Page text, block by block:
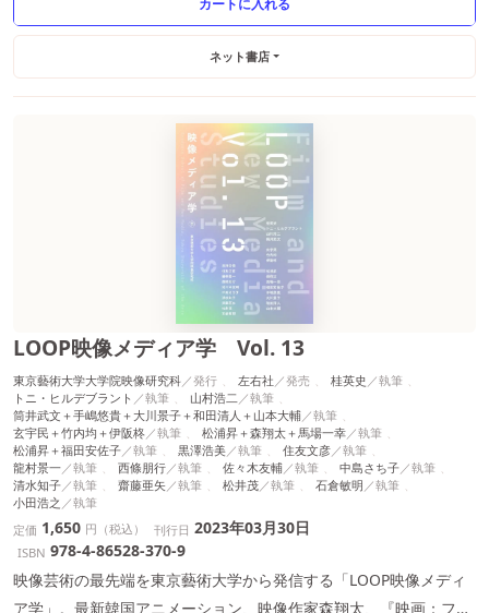
ネット書店
LOOP映像メディア学 Vol. 13
東京藝術大学大学院映像研究科 左右社
桂英史
トニ・ヒルデブラント
山村浩二
筒井武文＋手嶋悠貴＋大川景子＋和田清人＋山本大輔
玄宇民＋竹内均＋伊阪柊
松浦昇＋森翔太＋馬場一幸
松浦昇＋福田安佐子
黒澤浩美
住友文彦
龍村景一
西條朋行 佐々木友輔
中島さち子
清水知子
齋藤亜矢 松井茂
石倉敏明
小田浩之
定価 1,650 円（税込） 刊行日 2023年03月30日
ISBN 978-4-86528-370-9
映像芸術の最先端を東京藝術大学から発信する「LOOP映像メディ
ア学」。最新韓国アニメーション、映像作家森翔太、『映画：フィ